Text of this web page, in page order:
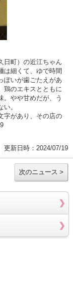
日町）の近江ちゃん
は細くて、ゆで時間
ぽいが歯ごたえがあ
鶏のエキスとともに
。やや甘めだが、う
。
があり、その店の
更新日時：2024/07/19
次のニュース >